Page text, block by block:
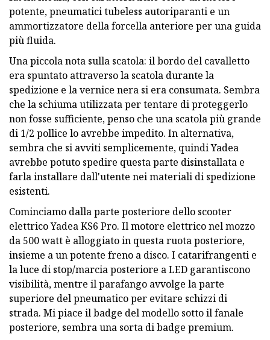
potente, pneumatici tubeless autoriparanti e un
ammortizzatore della forcella anteriore per una guida
più fluida.
Una piccola nota sulla scatola: il bordo del cavalletto
era spuntato attraverso la scatola durante la
spedizione e la vernice nera si era consumata. Sembra
che la schiuma utilizzata per tentare di proteggerlo
non fosse sufficiente, penso che una scatola più grande
di 1/2 pollice lo avrebbe impedito. In alternativa,
sembra che si avviti semplicemente, quindi Yadea
avrebbe potuto spedire questa parte disinstallata e
farla installare dall'utente nei materiali di spedizione
esistenti.
Cominciamo dalla parte posteriore dello scooter
elettrico Yadea KS6 Pro. Il motore elettrico nel mozzo
da 500 watt è alloggiato in questa ruota posteriore,
insieme a un potente freno a disco. I catarifrangenti e
la luce di stop/marcia posteriore a LED garantiscono
visibilità, mentre il parafango avvolge la parte
superiore del pneumatico per evitare schizzi di
strada. Mi piace il badge del modello sotto il fanale
posteriore, sembra una sorta di badge premium.